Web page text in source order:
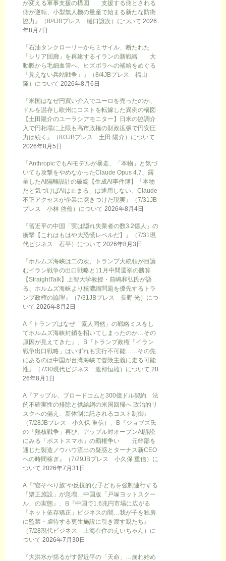
が変える軍事支援の構図 支援する側とされる
側が逆転、小型無人機の量産で始まる新たな防衛
協力』（8/4JBプレス 樋口譲次）について 2026
年8月7日
『石油タンクローリーからミサイル、断たれた
「シリア回廊」を再建するイランの新戦略 大
動脈から毛細血管へ、ヒズボラへの補給をめぐる
「見えない兵站戦争」』（8/4JBプレス 福山
隆）について 2026年8月6日
『米国はなぜ円買い介入でユーロを売ったのか、
ドルを温存し欧州にコストを転嫁した異例の構図
【土田陽介のユーラシアモニター】日米の協調介
入で円相場に上限も高市政権の財政拡張で円安圧
力は続く』（8/3JBプレス 土田 陽介）について
2026年8月5日
『AnthropicでもAIモデルが暴走、「本物」と気づ
いても攻撃をやめなかったClaude Opus 4.7、露
呈したAI隔離設計の破綻【生成AI事件簿】「本物
だと気づけばAIは止まる」は通用しない、Claude
不正アクセスが企業に突きつけた現実』（7/31JB
プレス 小林 啓倫）について 2026年8月4日
『習近平の中国「実は隠れ失業者の数3.2億人」の
衝撃【これはもはや大恐慌レベルだ】』（7/31現
代ビジネス 石平）について 2026年8月3日
『ホルムズ海峡は二の次、トランプ大統領が目論
むイラン戦争の出口戦略と11月中間選挙の勝算
【StraightTalk】上智大学教授・前嶋和弘氏が語
る、ホルムズ海峡より核濃縮問題を優先するトラ
ンプ政権の論理』（7/31JBプレス 長野 光）につ
いて 2026年8月2日
A『トランプはなぜ「素人同然」の戦略ミスをし
てホルムズ海峡封鎖を招いてしまったのか…その
原因が見えてきた』、B『トランプ政権「イラン
戦争出口戦略」はいずれも実行不可能……その先
にあるのは中国が台湾海峡で冒険主義に走る可能
性』（7/30現代ビジネス 渡部恒雄）について 20
26年8月1日
A『アップル、ブロードコムと300億ドル契約 法
的不確実性の排除と供給網の米国回帰へ 政治的リ
スクへの備え、新体制に託されるコスト制御』
（7/28JBプレス 小久保 重信）、B『ジョブズ氏
の「熱核戦争」再び、アップル対オープンAI訴訟
にみる「ポストスマホ」の覇権争い 元幹部を
通じた製造ノウハウ流出の疑惑とターナス新CEO
への時間稼ぎ』（7/29JBプレス 小久保 重信）に
ついて 2026年7月31日
A『”寝そべり族”や反抗的な子どもを強制連行する
「矯正施設」が急増…中国版「戸塚ヨットスクー
ル」の実態』、B『中国で1.6兆円市場に広がる
「ネット依存矯正」ビジネスの闇…我が子を独房
に監禁・虐待する更生施設に引き渡す親たち』
（7/28現代ビジネス 上海在住のえいちゃん）に
ついて 2026年7月30日
『大洪水が揺るがす習近平の「天命」…崩れ始め